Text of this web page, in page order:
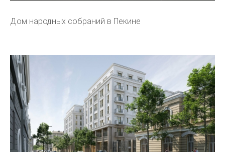
Дом народных собраний в Пекине